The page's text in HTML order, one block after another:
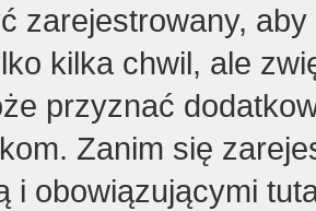
zarejestrowany,
kilka chwil, ale
przyznać
Zanim się
i obowiązującymi